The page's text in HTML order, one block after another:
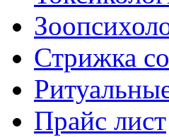
Стрижка
Прайс лист